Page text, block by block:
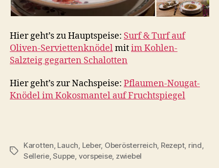
Hier geht’s zu Hauptspeise: Surf & Turf auf
Oliven-Serviettenknödelmitim Kohlen-
Salzteig gegarten Schalotten
Hier geht’s zur Nachspeise: Pflaumen-Nougat-
Knödel im Kokosmantel auf Fruchtspiegel
Schlagwörter
Karotten Lauch Leber, Oberösterreich Rezept, rind
Sellerie,Suppe vorspeise, zwiebel